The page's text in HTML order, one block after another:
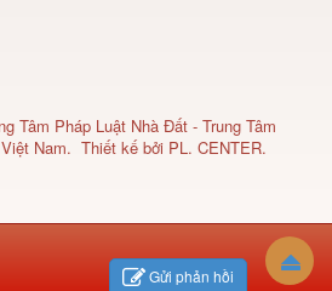
Gửi phản hồi
Tâm Pháp Luật Nhà Đất - Trung Tâm
Nam. Thiết kế bởi PL. CENTER.